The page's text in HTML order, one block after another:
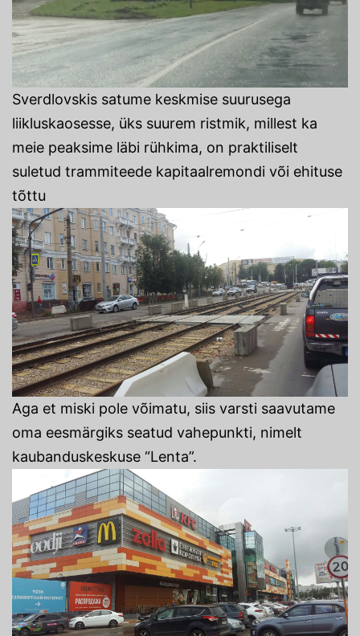
Sverdlovskis satume keskmise suurusega
liikluskaosesse, üks suurem ristmik, millest ka
meie peaksime läbi rühkima, on praktiliselt
suletud trammiteede kapitaalremondi või ehituse
tõttu
Aga et miski pole võimatu, siis varsti saavutame
oma eesmärgiks seatud vahepunkti, nimelt
kaubanduskeskuse “Lenta”.